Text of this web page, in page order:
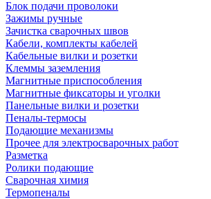
Блок подачи проволоки
Зажимы ручные
Зачистка сварочных швов
Кабели, комплекты кабелей
Кабельные вилки и розетки
Клеммы заземления
Магнитные приспособления
Магнитные фиксаторы и уголки
Панельные вилки и розетки
Пеналы-термосы
Подающие механизмы
Прочее для электросварочных работ
Разметка
Ролики подающие
Сварочная химия
Термопеналы